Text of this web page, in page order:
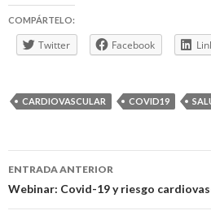
COMPÁRTELO:
Twitter Facebook
CARDIOVASCULAR COVID19
Navegación
de
ENTRADA ANTERIOR
Webinar: Covid-19 y riesgo